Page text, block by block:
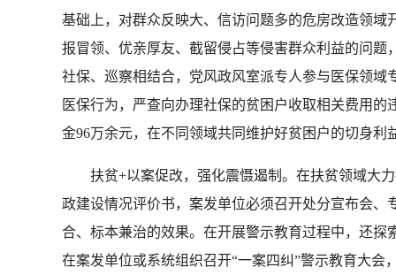
基础上，对群众反映大、信访问题多的危房改造领
报冒领、优亲厚友、截留侵占等侵害群众利益的问题
社保、巡察相结合，党风政风室派专人参与医保领
医保行为，严查向办理社保的贫困户收取相关费用
金96万余元，在不同领域共同维护好贫困户的切身利
扶贫+以案促改，强化震慑遏制。在扶贫领域大力
政建设情况评价书，案发单位必须召开处分宣布会
合、标本兼治的效果。在开展警示教育过程中，还
在案发单位或系统组织召开“一案四纠”警示教育大